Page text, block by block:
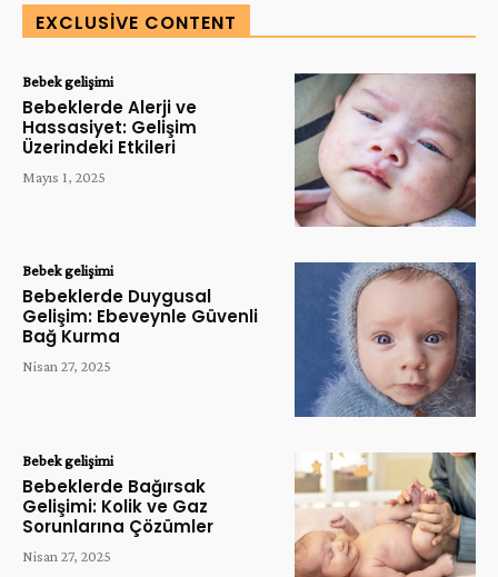
EXCLUSIVE CONTENT
Bebek gelişimi
Bebeklerde Alerji ve
Hassasiyet: Gelişim
Üzerindeki Etkileri
Mayıs 1, 2025
Bebek gelişimi
Bebeklerde Duygusal
Gelişim: Ebeveynle Güvenli
Bağ Kurma
Nisan 27, 2025
Bebek gelişimi
Bebeklerde Bağırsak
Gelişimi: Kolik ve Gaz
Sorunlarına Çözümler
Nisan 27, 2025